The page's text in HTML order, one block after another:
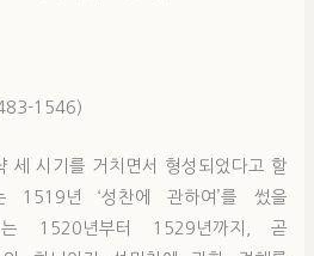
1546)
세 시기를 거치면서 형성되었다고 할
년 ‘성찬에 관하여’를 썼을
는 1520년부터 1529년까지, 곧